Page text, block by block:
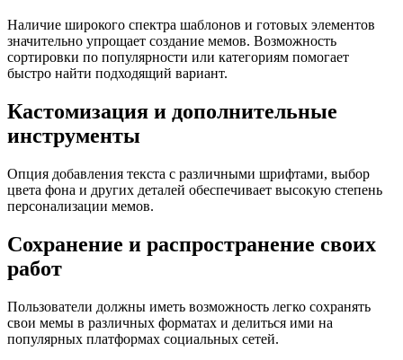
Наличие широкого спектра шаблонов и готовых элементов
значительно упрощает создание мемов. Возможность
сортировки по популярности или категориям помогает
быстро найти подходящий вариант.
Кастомизация и дополнительные
инструменты
Опция добавления текста с различными шрифтами, выбор
цвета фона и других деталей обеспечивает высокую степень
персонализации мемов.
Сохранение и распространение своих
работ
Пользователи должны иметь возможность легко сохранять
свои мемы в различных форматах и делиться ими на
популярных платформах социальных сетей.